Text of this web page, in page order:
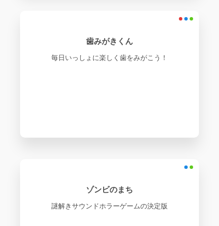
歯みがきくん
毎日いっしょに楽しく歯をみがこう！
ゾンビのまち
謎解きサウンドホラーゲームの決定版